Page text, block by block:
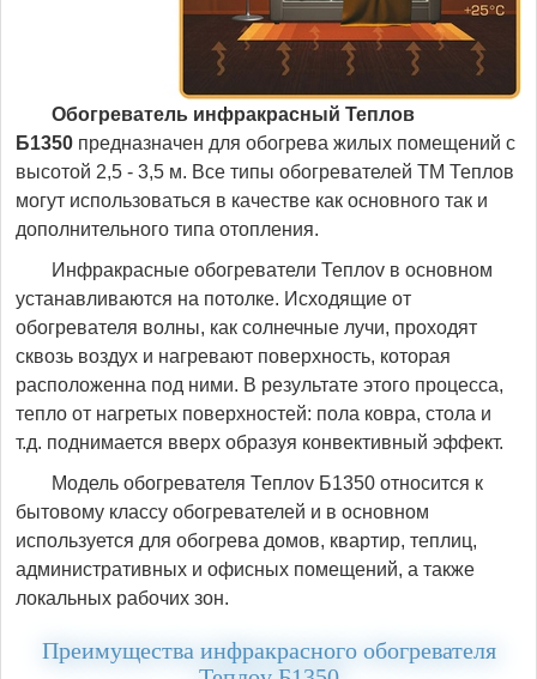
Обогреватель инфракрасный Теплов
Б1350 предназначен для обогрева жилых помещений с
высотой 2,5 - 3,5 м. Все типы обогревателей ТМ Теплов
могут использоваться в качестве как основного так и
дополнительного типа отопления.
Инфракрасные обогреватели Теплоv в основном
устанавливаются на потолке. Исходящие от
обогревателя волны, как солнечные лучи, проходят
сквозь воздух и нагревают поверхность, которая
расположенна под ними. В результате этого процесса,
тепло от нагретых поверхностей: пола ковра, стола и
т.д. поднимается вверх образуя конвективный эффект.
Модель обогревателя Теплоv Б1350 относится к
бытовому классу обогревателей и в основном
используется для обогрева домов, квартир, теплиц,
административных и офисных помещений, а также
локальных рабочих зон.
Преимущества инфракрасного обогревателя